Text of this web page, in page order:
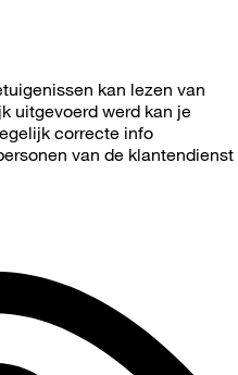
kan lezen van
uitgevoerd werd kan je
correcte info
van de klantendienst